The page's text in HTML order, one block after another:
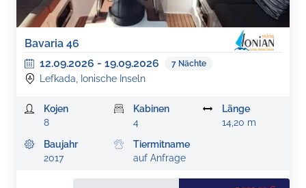
Bavaria 46
12.09.2026 - 19.09.2026 7 Nächte
Lefkada, Ionische Inseln
Kojen
8
Kabinen
4
Länge
14,20 m
Baujahr
2017
Tiermitname
auf Anfrage